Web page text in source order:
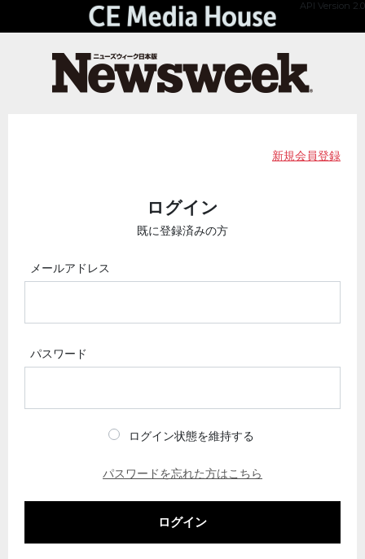
API Version 2.0
新規会員登録
ログイン
既に登録済みの方
メールアドレス
パスワード
ログイン状態を維持する
パスワードを忘れた方はこちら
ログイン